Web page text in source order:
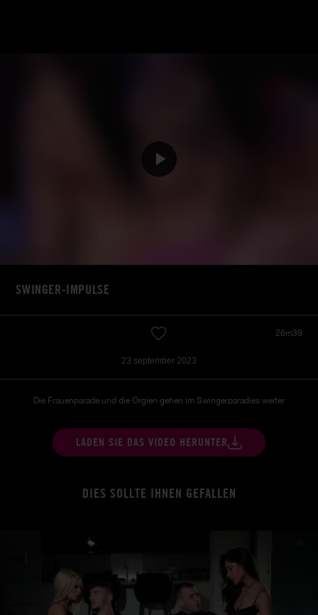
SWINGER-IMPULSE
26m39
23 september 2023
Die Frauenparade und die Orgien gehen im Swingerparadies weiter
LADEN SIE DAS VIDEO HERUNTER
DIES SOLLTE IHNEN GEFALLEN